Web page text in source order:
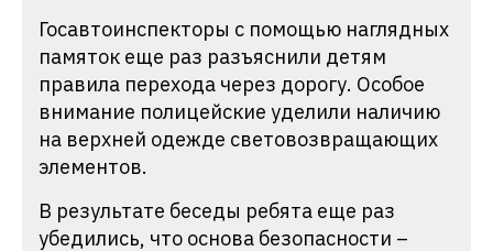
Госавтоинспекторы с помощью наглядных
памяток еще раз разъяснили детям
правила перехода через дорогу. Особое
внимание полицейские уделили наличию
на верхней одежде световозвращающих
элементов.
В результате беседы ребята еще раз
убедились, что основа безопасности –